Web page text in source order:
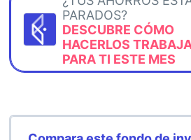
PARADOS?
DESCUBRE CÓMO
HACERLOS
PARA TI ESTE MES